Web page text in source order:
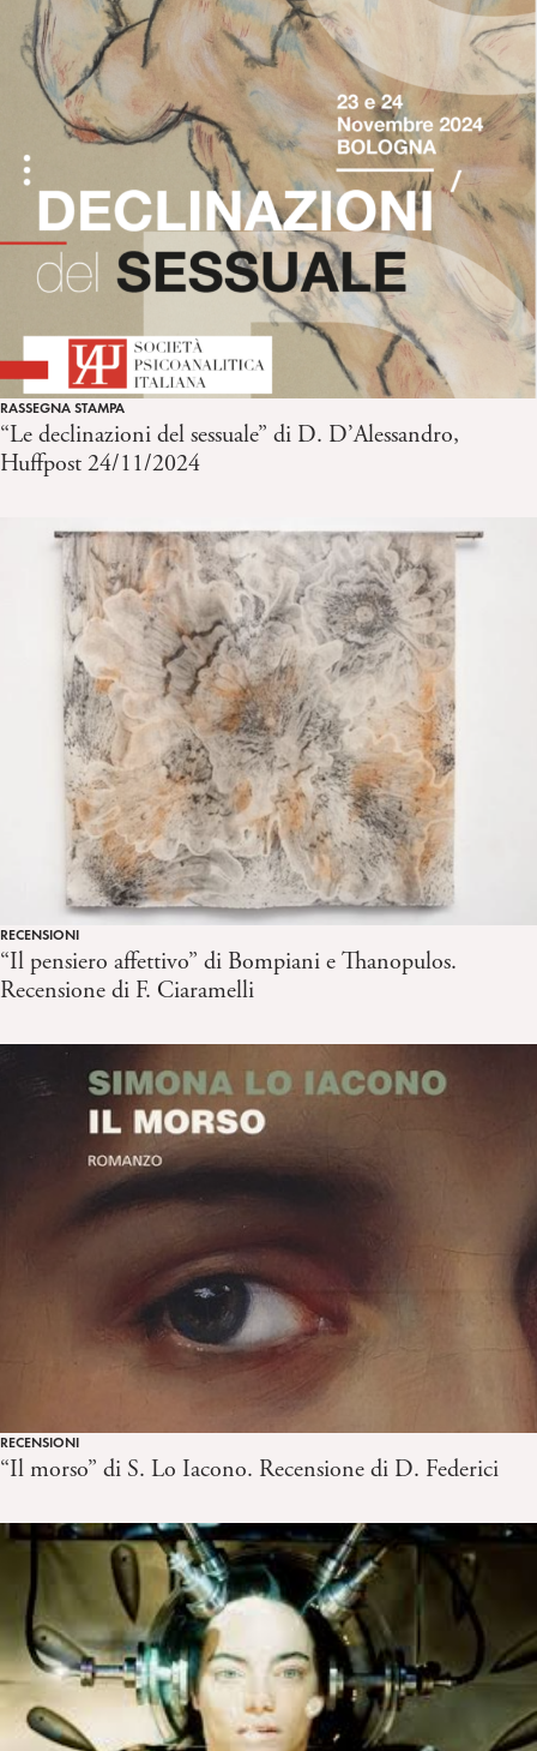
RASSEGNA STAMPA
“Le declinazioni del sessuale” di D. D’Alessandro,
Huffpost 24/11/2024
RECENSIONI
“Il pensiero affettivo” di Bompiani e Thanopulos.
Recensione di F. Ciaramelli
RECENSIONI
“Il morso” di S. Lo Iacono. Recensione di D. Federici